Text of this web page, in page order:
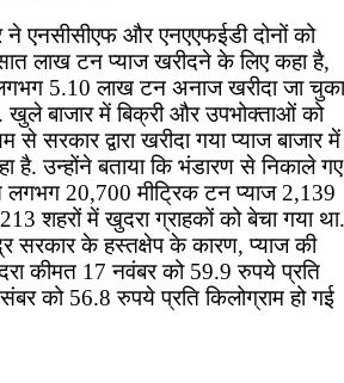
ने एनसीसीएफ और एनएएफईडी दोनों को
लाख टन प्याज खरीदने के लिए कहा है,
5.10 लाख टन अनाज खरीदा जा चुका
खुले बाजार में बिक्री और उपभोक्ताओं को
से सरकार द्वारा खरीदा गया प्याज बाजार में
है. उन्होंने बताया कि भंडारण से निकाले गए
20,700 मीट्रिक टन प्याज 2,139
शहरों में खुदरा ग्राहकों को बेचा गया था.
सरकार के हस्तक्षेप के कारण, प्याज की
कीमत 17 नवंबर को 59.9 रुपये प्रति
को 56.8 रुपये प्रति किलोग्राम हो गई